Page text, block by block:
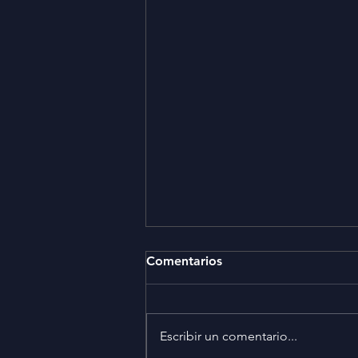
Comentarios
Escribir un comentario...